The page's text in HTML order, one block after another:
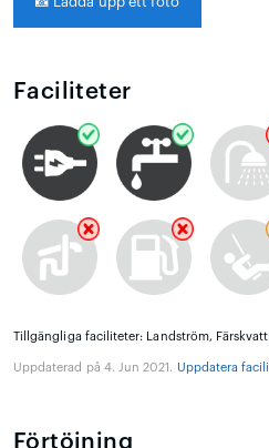
Faciliteter
Tillgängliga faciliteter: Landström,
Uppdaterad på 4. Jun 2021. Uppdatera
Förtöjning